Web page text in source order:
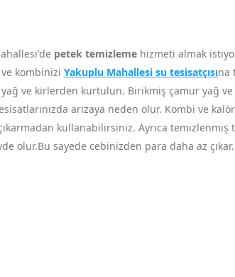
petek temizleme hizmeti almak
kombinizi Yakuplu Mahallesi su tesisatçısına
ve kirlerden kurtulun. Birikmiş çamur yağ ve
arızaya neden olur. Kombi ve
kullanabilirsiniz. Ayrıca temizlenmiş
olur.Bu sayede cebinizden para daha az